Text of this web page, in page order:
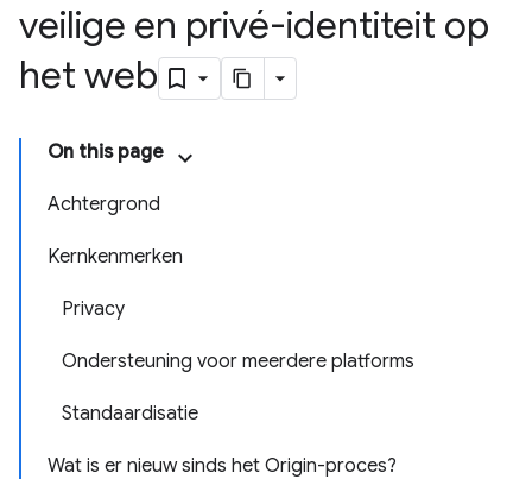
veilige en privé-identiteit op
het web
On this page
Achtergrond
Kernkenmerken
Privacy
Ondersteuning voor meerdere platforms
Standaardisatie
Wat is er nieuw sinds het Origin-proces?